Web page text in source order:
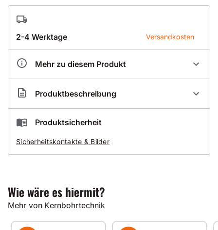
2-4 Werktage Versandkosten
Mehr zu diesem Produkt
Artikelnummer KI000065
Produktbeschreibung
K50 Kernfangwanne
Aussparungen
erhältlich in den Größen
Produktsicherheit
Sicherheitskontakte & Bilder
Wie wäre es hiermit?
Mehr von Kernbohrtechnik